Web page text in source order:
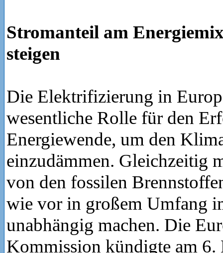
Stromanteil am
steigen
Die Elektrifizierung in
wesentliche Rolle für den
Energiewende, um den
einzudämmen. Gleichzeitig
von den fossilen
wie vor in großem Umfang
unabhängig machen. Die
Kommission kündigte am 6.